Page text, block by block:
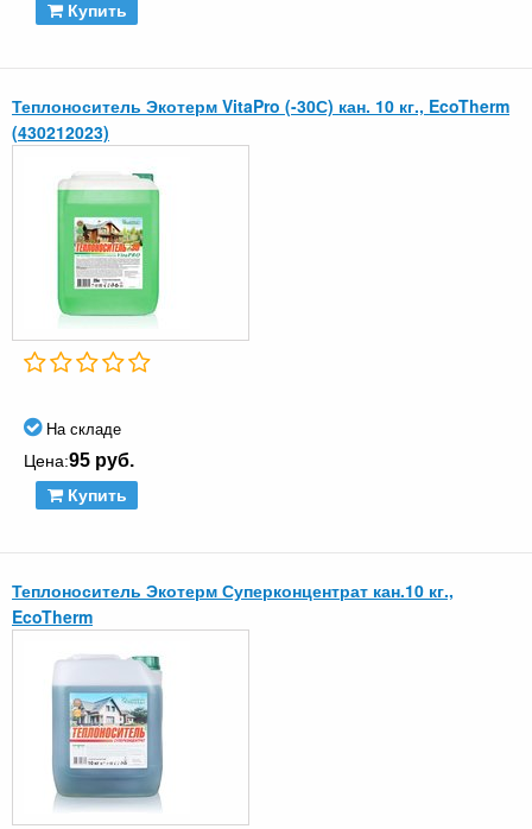
Купить
Теплоноситель Экотерм VitaPro (-30С) кан. 10 кг., EcoTherm
(430212023)
На складе
Цена:95 руб.
Купить
Теплоноситель Экотерм Суперконцентрат кан.10 кг.,
EcoTherm